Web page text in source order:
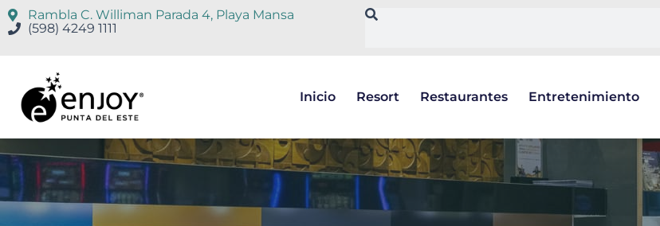
Rambla C. Williman Parada 4, Playa Mansa
(598) 4249 1111
Inicio Resort Restaurantes Entretenimiento